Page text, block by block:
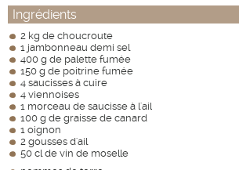
Ingrédients
2 kg de choucroute
1 jambonneau demi sel
400 g de palette fumée
150 g de poitrine fumée
4 saucisses à cuire
4 viennoises
1 morceau de saucisse à l'ail
100 g de graisse de canard
1 oignon
2 gousses d'ail
50 cl de vin de moselle